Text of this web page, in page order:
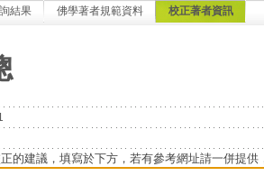
結果 佛學著者規範資料 校正著者資訊
的建議，填寫於下方，若有參考網址請一併提供